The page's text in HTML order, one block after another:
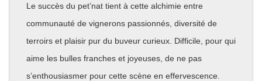
Le succès du pet’nat tient à cette alchimie entre
communauté de vignerons passionnés, diversité de
terroirs et plaisir pur du buveur curieux. Difficile, pour qui
aime les bulles franches et joyeuses, de ne pas
s’enthousiasmer pour cette scène en effervescence.